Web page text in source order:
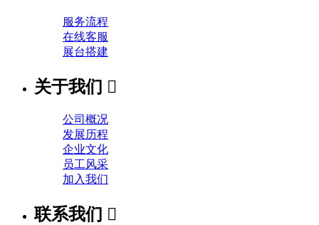
服务流程
在线客服
展台搭建
关于我们 
公司概况
发展历程
企业文化
员工风采
加入我们
联系我们 